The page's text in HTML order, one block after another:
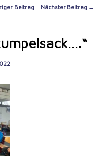
Beitrag Nächster Beitrag →